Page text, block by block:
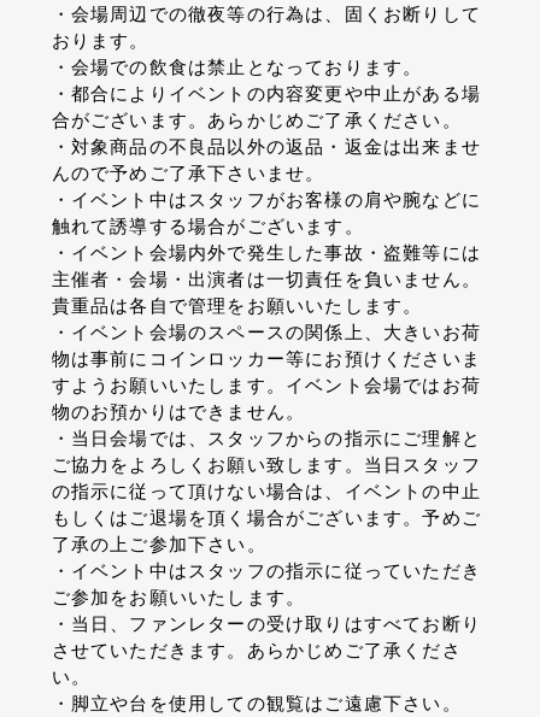
・会場周辺での徹夜等の行為は、固くお断りして
おります。
・会場での飲食は禁止となっております。
・都合によりイベントの内容変更や中止がある場
合がございます。あらかじめご了承ください。
・対象商品の不良品以外の返品・返金は出来ませ
んので予めご了承下さいませ。
・イベント中はスタッフがお客様の肩や腕などに
触れて誘導する場合がございます。
・イベント会場内外で発生した事故・盗難等には
主催者・会場・出演者は一切責任を負いません。
貴重品は各自で管理をお願いいたします。
・イベント会場のスペースの関係上、大きいお荷
物は事前にコインロッカー等にお預けくださいま
すようお願いいたします。イベント会場ではお荷
物のお預かりはできません。
・当日会場では、スタッフからの指示にご理解と
ご協力をよろしくお願い致します。当日スタッフ
の指示に従って頂けない場合は、イベントの中止
もしくはご退場を頂く場合がございます。予めご
了承の上ご参加下さい。
・イベント中はスタッフの指示に従っていただき
ご参加をお願いいたします。
・当日、ファンレターの受け取りはすべてお断り
させていただきます。あらかじめご了承くださ
い。
・脚立や台を使用しての観覧はご遠慮下さい。